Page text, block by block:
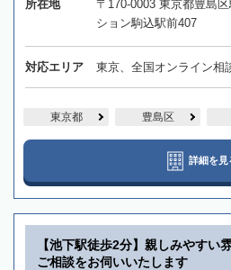
所在地
〒170-0003 東京都豊島
ション駒込駅前407
対応エリア 東京、全国オンライン相
東京都 豊島区
詳細を見
【池下駅徒歩2分】親しみやすい
ご相談をお伺いいたします